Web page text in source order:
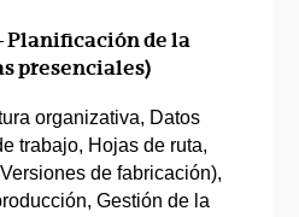
Planificación de la
presenciales)
organizativa, Datos
trabajo, Hojas de ruta,
de fabricación),
Gestión de la